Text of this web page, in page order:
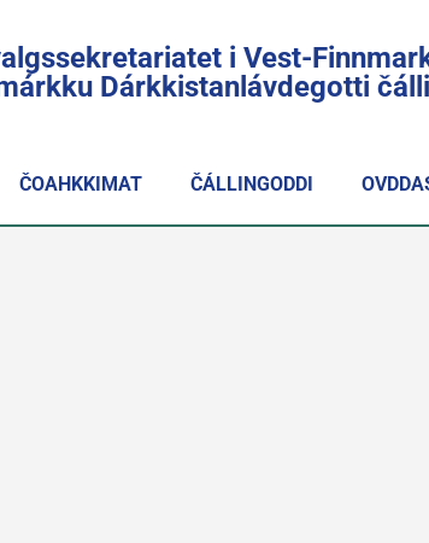
i Vest-
Dárkkistanlávdegotti
ČOAHKKIMAT ČÁLLINGODDI